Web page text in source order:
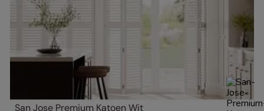
San Jose Premium Katoen Wit